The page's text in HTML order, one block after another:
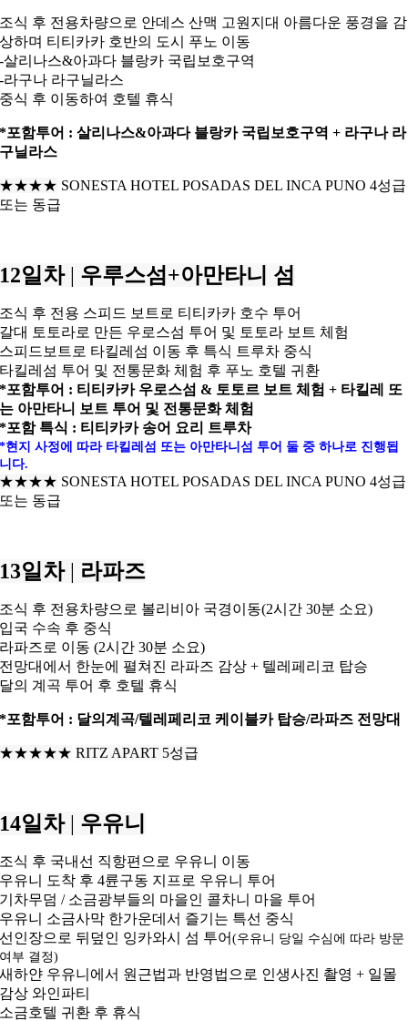
조식 후 전용차량으로 안데스 산맥 고원지대 아름다운 풍경을 감
상하며 티티카카 호반의 도시 푸노 이동
-살리나스&아과다 블랑카 국립보호구역
-라구나 라구닐라스
중식 후 이동하여 호텔 휴식
*포함투어 : 살리나스&아과다 블랑카 국립보호구역 + 라구나 라
구닐라스
★★★★ SONESTA HOTEL POSADAS DEL INCA PUNO 4성급
또는 동급
12일차 | 우루스섬+아만타니 섬
조식 후 전용 스피드 보트로 티티카카 호수 투어
갈대 토토라로 만든 우로스섬 투어 및 토토라 보트 체험
스피드보트로 타킬레섬 이동 후 특식 트루차 중식
타킬레섬 투어 및 전통문화 체험 후 푸노 호텔 귀환
*포함투어 : 티티카카 우로스섬 & 토토르 보트 체험 + 타킬레 또
는 아만타니 보트 투어 및 전통문화 체험
*포함 특식 : 티티카카 송어 요리 트루차
*현지 사정에 따라 타킬레섬 또는 아만타니섬 투어 둘 중 하나로 진행됩
니다.
★★★★ SONESTA HOTEL POSADAS DEL INCA PUNO 4성급
또는 동급
13일차 | 라파즈
조식 후 전용차량으로 볼리비아 국경이동(2시간 30분 소요)
입국 수속 후 중식
라파즈로 이동 (2시간 30분 소요)
전망대에서 한눈에 펼쳐진 라파즈 감상 + 텔레페리코 탑승
달의 계곡 투어 후 호텔 휴식
*포함투어 : 달의계곡/텔레페리코 케이블카 탑승/라파즈 전망대
★★★★★ RITZ APART 5성급
14일차 | 우유니
조식 후 국내선 직항편으로 우유니 이동
우유니 도착 후 4륜구동 지프로 우유니 투어
기차무덤 / 소금광부들의 마을인 콜차니 마을 투어
우유니 소금사막 한가운데서 즐기는 특선 중식
선인장으로 뒤덮인 잉카와시 섬 투어(우유니 당일 수심에 따라 방문
여부 결정)
새하얀 우유니에서 원근법과 반영법으로 인생사진 촬영 + 일몰
감상 와인파티
소금호텔 귀환 후 휴식